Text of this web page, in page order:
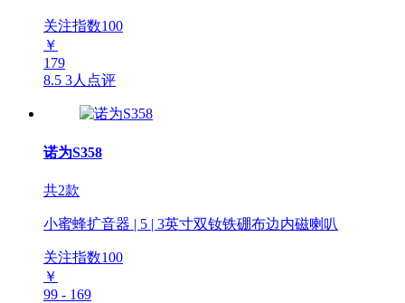
关注指数100
￥
179
8.5 3人点评
诺为S358
共2款
小蜜蜂扩音器 | 5 | 3英寸双钕铁硼布边内磁喇叭
关注指数100
￥
99 - 169